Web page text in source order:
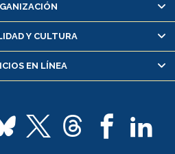
certificado de notas
médico y dental
y crédito alumnos
Y CULTURA
EN LÍNEA